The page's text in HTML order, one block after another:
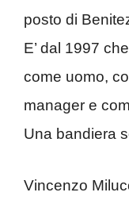
posto di
E’ dal 1997
come uomo,
manager e
Una bandiera
Vincenzo